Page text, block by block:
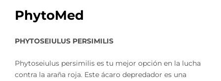
PhytoMed
PHYTOSEIULUS PERSIMILIS
Phytoseiulus persimilis es tu mejor opción en la lucha
contra la araña roja. Este ácaro depredador es una